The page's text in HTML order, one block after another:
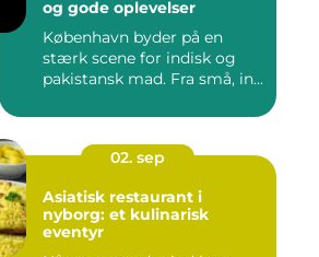
og gode oplevelser
København byder på en
stærk scene for indisk og
pakistansk mad. Fra små, in...
02. sep
Asiatisk restaurant i
nyborg: et kulinarisk
eventyr